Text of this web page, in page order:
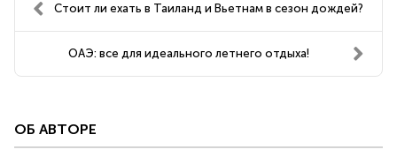
Стоит ли ехать в Таиланд и Вьетнам в сезон дождей?
ОАЭ: все для идеального летнего отдыха!
ОБ АВТОРЕ